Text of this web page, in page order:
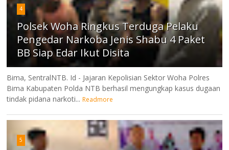
4
Polsek Woha Ringkus Terduga Pelaku
Pengedar Narkoba Jenis Shabu 4 Paket
BB Siap Edar Ikut Disita
Bima, SentralNTB. Id - Jajaran Kepolisian Sektor Woha Polres
Bima Kabupaten Polda NTB berhasil mengungkap kasus dugaan
tindak pidana narkoti... Readmore
5